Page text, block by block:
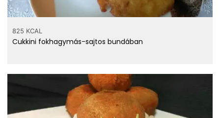
825 KCAL
Cukkini fokhagymás-sajtos bundában